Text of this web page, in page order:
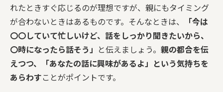
れたときすぐ応じるのが理想ですが、親にもタイミング
が合わないときはあるものです。そんなときは、
「今は
〇〇していて忙しいけど、話をしっかり聞きたいから、
〇時になったら話そう」 と伝えましょう。 親の都合を伝
えつつ、「あなたの話に興味があるよ」という気持ちを
あらわすことがポイントです。